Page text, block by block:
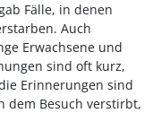
Fälle, in denen
Auch
Erwachsene und
sind oft kurz,
Erinnerungen sind
dem Besuch verstirbt,